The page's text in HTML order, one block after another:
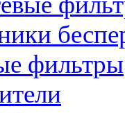
фильтры